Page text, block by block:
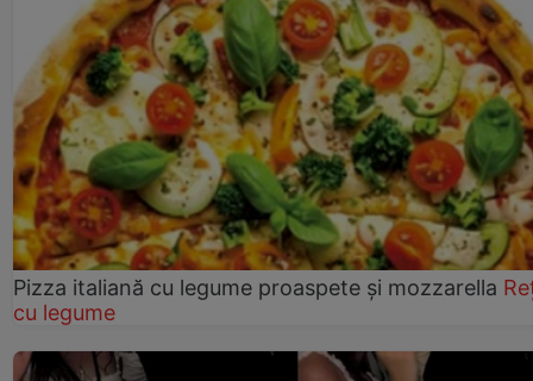
Pizza italiană cu legume proaspete și mozzarella
cu legume